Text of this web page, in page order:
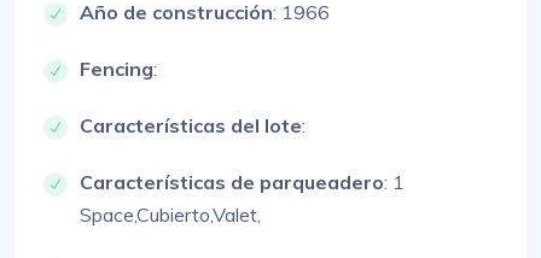
Año de construcción: 1966
Fencing:
Características del lote:
Características de parqueadero: 1
Space,Cubierto,Valet,